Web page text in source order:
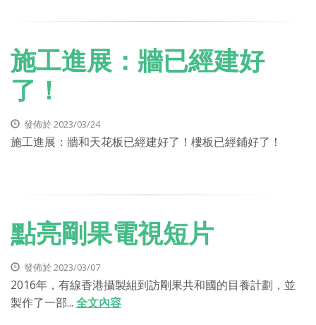
施工進展：牆已經建好
了！
發佈於 2023/03/24
施工進展：牆和天花板已經建好了！樓板已經鋪好了！
點亮剛果電視短片
發佈於 2023/03/07
2016年，有線香港攝製組到訪剛果共和國的目養計劃，並
製作了一部... 全文內容